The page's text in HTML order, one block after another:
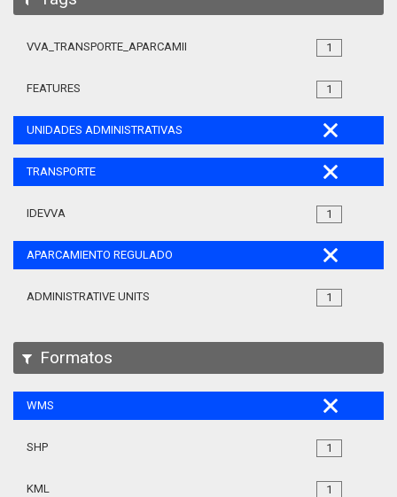
1
VVA_TRANSPORTE_APARCAMIENTO_REGULADO_105
1
FEATURES
UNIDADES ADMINISTRATIVAS
TRANSPORTE
1
IDEVVA
APARCAMIENTO REGULADO
1
ADMINISTRATIVE UNITS
Formatos
WMS
1
SHP
1
KML